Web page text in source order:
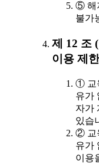
⑤ 해
불가
제 12 조
이용 제
① 교
유가
자가
있습
② 교
유가
이용